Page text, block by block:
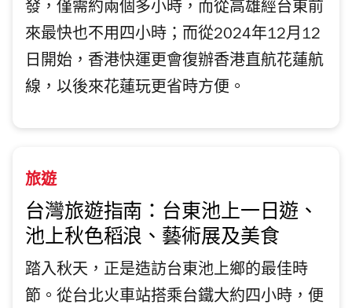
發，僅需約兩個多小時，而從高雄經台東前
來最快也不用四小時；而從2024年12月12
日開始，香港快運更會復辦香港直航花蓮航
線，以後來花蓮玩更省時方便。
旅遊
台灣旅遊指南：台東池上一日遊、
池上秋色稻浪、藝術展及美食
踏入秋天，正是造訪台東池上鄉的最佳時
節。從台北火車站搭乘台鐵大約四小時，便